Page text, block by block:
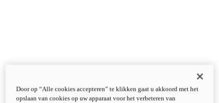
Door op “Alle cookies accepteren” te klikken gaat u akkoord met het
opslaan van cookies op uw apparaat voor het verbeteren van